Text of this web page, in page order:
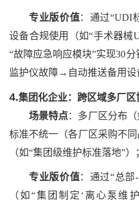
专业版价值：通过“UDI
设备合规使用（如“手术器械
“故障应急响应模块”实现30
监护仪故障→自动推送备用设
4.集团化企业：跨区域多厂区
场景特点：多厂区分布（
标准不统一（各厂区采购不
（如“集团级维护标准落地”）
专业版价值：通过“总部
（如“集团制定‘离心泵维